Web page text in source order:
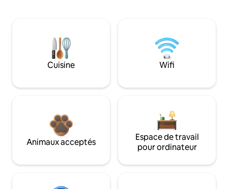
Cuisine Wifi
Animaux acceptés
Espace de travail
pour ordinateur